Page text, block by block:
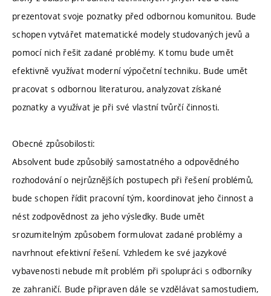
prezentovat svoje poznatky před odbornou komunitou. Bude
schopen vytvářet matematické modely studovaných jevů a
pomocí nich řešit zadané problémy. K tomu bude umět
efektivně využívat moderní výpočetní techniku. Bude umět
pracovat s odbornou literaturou, analyzovat získané
poznatky a využívat je při své vlastní tvůrčí činnosti.
Obecné způsobilosti:
Absolvent bude způsobilý samostatného a odpovědného
rozhodování o nejrůznějších postupech při řešení problémů,
bude schopen řídit pracovní tým, koordinovat jeho činnost a
nést zodpovědnost za jeho výsledky. Bude umět
srozumitelným způsobem formulovat zadané problémy a
navrhnout efektivní řešení. Vzhledem ke své jazykové
vybavenosti nebude mít problém při spolupráci s odborníky
ze zahraničí. Bude připraven dále se vzdělávat samostudiem,